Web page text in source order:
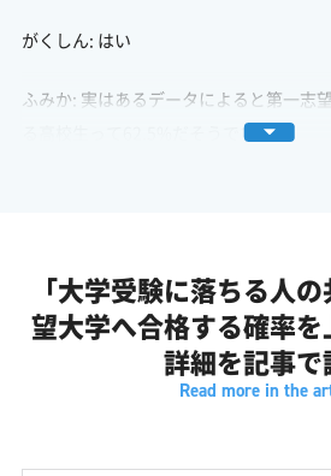
がくしん: はい
ふみか: 実はあるデータによると第一志
る高校生って62.5%だそうですね
ふみか: これ決して低い数字ではないん
の受験生がやっぱり悔しい思いをして
がくしん: その通りです
「大学受験に落ちる人
望大学へ合格する確率
詳細を記事で